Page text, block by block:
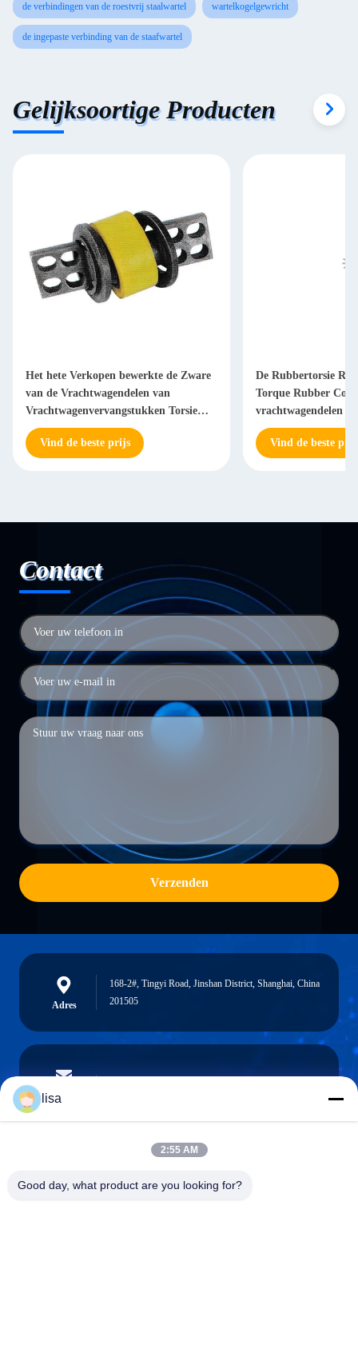
de verbindingen van de roestvrij staalwartel wartelkogelgewricht
de ingepaste verbinding van de staafwartel
Gelijksoortige Producten
Het hete Verkopen bewerkte de Zware
van de Vrachtwagendelen van
Vrachtwagenvervangstukken Torsie
Rod Bushing machinaal
Vind de beste prijs
De Rubbertorsie
Torque Rubber
vrachtwagendelen
Vind de beste
Contact
Verzenden
Adres
168-2#, Tingyi Road, Jinshan District, Shanghai, China
201505
E-mail
Telefoon
lisa
2:55 AM
Good day, what product are you looking for?